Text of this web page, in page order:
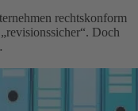
rechtskonform
Doch